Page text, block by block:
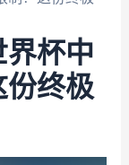
界杯中
份终极